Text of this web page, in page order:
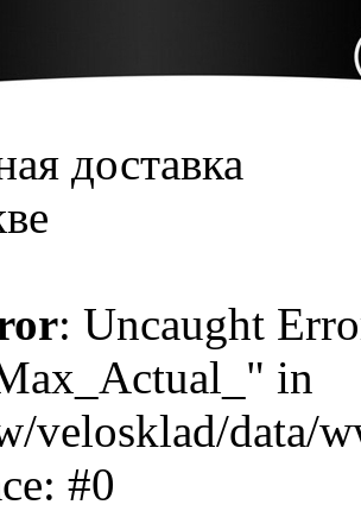
доставка
: Uncaught
in
velosklad/data/
#0